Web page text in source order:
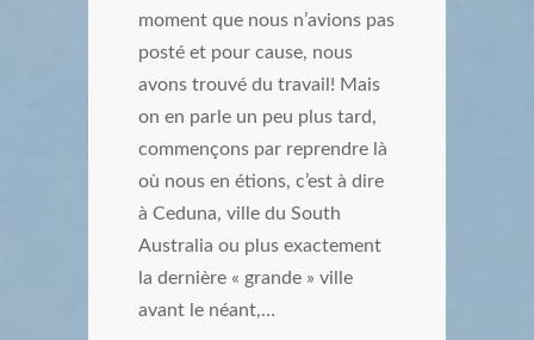
moment que nous n’avions pas
posté et pour cause, nous
avons trouvé du travail! Mais
on en parle un peu plus tard,
commençons par reprendre là
où nous en étions, c’est à dire
à Ceduna, ville du South
Australia ou plus exactement
la dernière « grande » ville
avant le néant,…